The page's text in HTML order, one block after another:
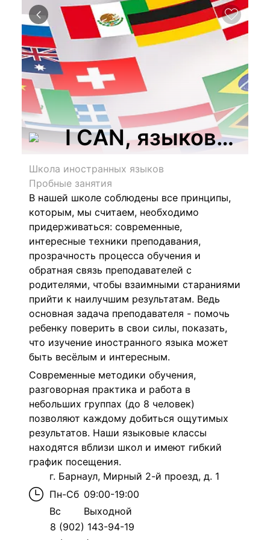
I CAN, языковой
Школа иностранных языков
Пробные занятия
В нашей школе соблюдены все принципы,
которым, мы считаем, необходимо
придерживаться: современные,
интересные техники преподавания,
прозрачность процесса обучения и
обратная связь преподавателей с
родителями, чтобы взаимными стараниями
прийти к наилучшим результатам. Ведь
основная задача преподавателя - помочь
ребенку поверить в свои силы, показать,
что изучение иностранного языка может
быть весёлым и интересным.
Современные методики обучения,
разговорная практика и работа в
небольших группах (до 8 человек)
позволяют каждому добиться ощутимых
результатов. Наши языковые классы
находятся вблизи школ и имеют гибкий
график посещения.
г. Барнаул, Мирный 2-й проезд, д. 1
Пн-Сб 09:00-19:00
Вс
Выходной
8 (902) 143-94-19